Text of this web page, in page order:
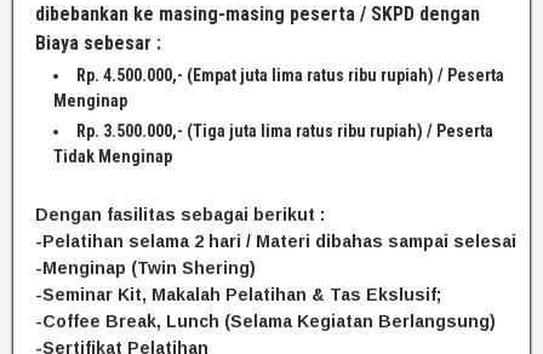
dibebankan ke masing-masing peserta / SKPD dengan
Biaya sebesar :
Rp. 4.500.000,- (Empat juta lima ratus ribu rupiah) / Peserta
Menginap
Rp. 3.500.000,- (Tiga juta lima ratus ribu rupiah) / Peserta
Tidak Menginap
Dengan fasilitas sebagai berikut :
-Pelatihan selama 2 hari / Materi dibahas sampai selesai
-Menginap (Twin Shering)
-Seminar Kit, Makalah Pelatihan & Tas Ekslusif;
-Coffee Break, Lunch (Selama Kegiatan Berlangsung)
-Sertifikat Pelatihan